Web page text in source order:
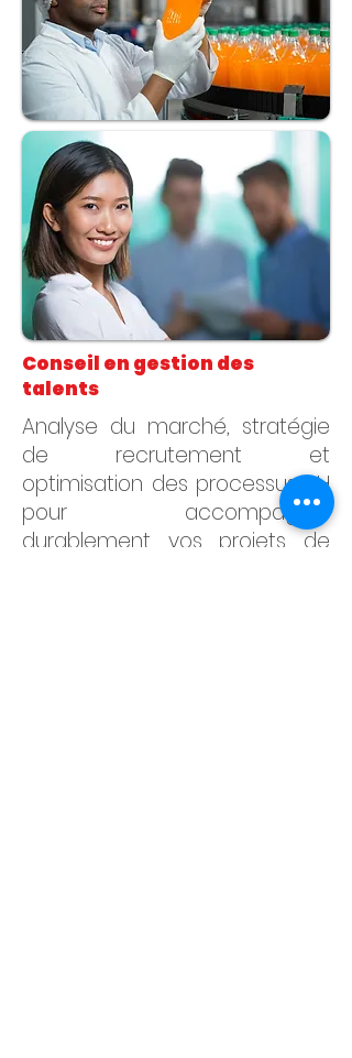
Conseil en gestion des
talents
Analyse du marché, stratégie
de recrutement et
optimisation des processus RH
pour accompagner
durablement vos projets de